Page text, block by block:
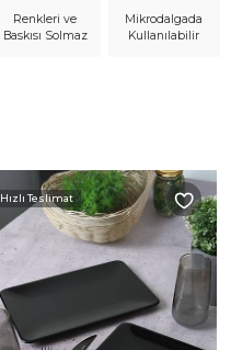
Renkleri ve
Baskısı Solmaz
Mikrodalgada
Kullanılabilir
Hızlı Teslimat